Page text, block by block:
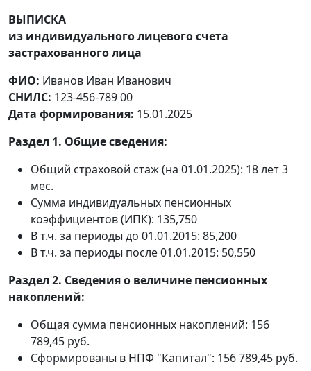
ВЫПИСКА
из индивидуального лицевого счета
застрахованного лица
ФИО: Иванов Иван Иванович
СНИЛС: 123-456-789 00
Дата формирования: 15.01.2025
Раздел 1. Общие сведения:
Общий страховой стаж (на 01.01.2025): 18 лет 3
мес.
Сумма индивидуальных пенсионных
коэффициентов (ИПК): 135,750
В т.ч. за периоды до 01.01.2015: 85,200
В т.ч. за периоды после 01.01.2015: 50,550
Раздел 2. Сведения о величине пенсионных
накоплений:
Общая сумма пенсионных накоплений: 156
789,45 руб.
Сформированы в НПФ "Капитал": 156 789,45 руб.